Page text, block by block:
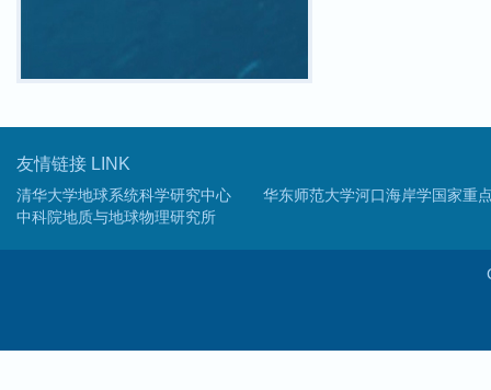
友情链接 LINK
清华大学地球系统科学研究中心
华东师范大学河口海岸学国家重
中科院地质与地球物理研究所